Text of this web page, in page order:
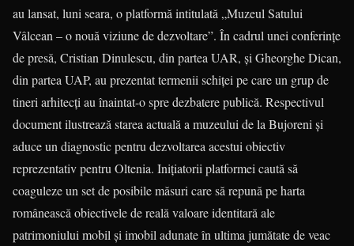
au lansat, luni seara, o platformă intitulată „Muzeul Satului
Vâlcean – o nouă viziune de dezvoltare”. În cadrul unei conferinţe
de presă, Cristian Dinulescu, din partea UAR, şi Gheorghe Dican,
din partea UAP, au prezentat termenii schiţei pe care un grup de
tineri arhitecţi au înaintat-o spre dezbatere publică. Respectivul
document ilustrează starea actuală a muzeului de la Bujoreni şi
aduce un diagnostic pentru dezvoltarea acestui obiectiv
reprezentativ pentru Oltenia. Iniţiatorii platformei caută să
coaguleze un set de posibile măsuri care să repună pe harta
românească obiectivele de reală valoare identitară ale
patrimoniului mobil şi imobil adunate în ultima jumătate de veac